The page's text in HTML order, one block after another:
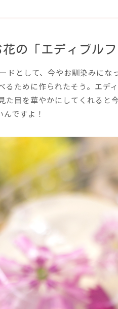
の「エディブル
ドとして、今やお馴染みにな
るために作られたそう。エデ
た目を華やかにしてくれると
ですよ！